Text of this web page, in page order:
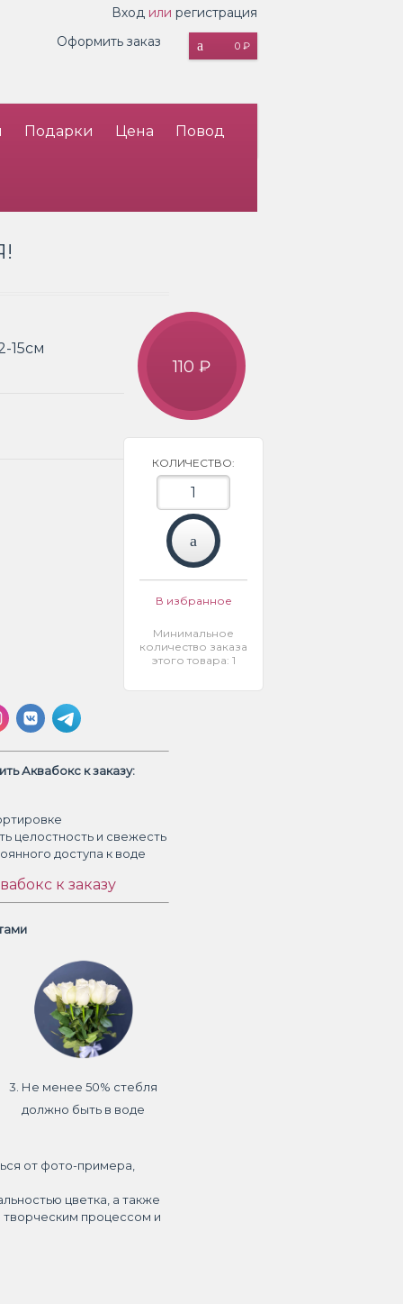
Вход или регистрация
0 ₽
Оформить заказ
Подарки Цена Повод
15см
110 ₽
КОЛИЧЕСТВО:
В избранное
Минимальное
количество заказа
этого товара: 1
Аквабокс к заказу:
целостность и свежесть
доступа к воде
к заказу
3. Не менее 50% стебля
должно быть в воде
от фото-примера,
цветка, а также
творческим процессом и